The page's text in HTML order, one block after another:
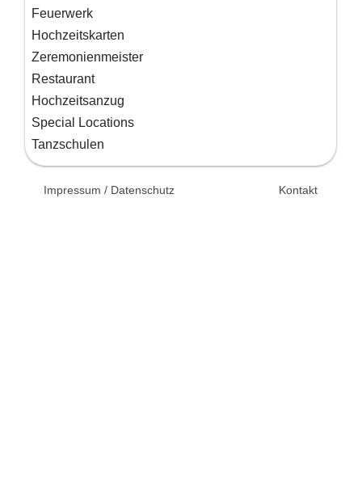
Feuerwerk
Hochzeitskarten
Zeremonienmeister
Restaurant
Hochzeitsanzug
Special Locations
Tanzschulen
Impressum / Datenschutz Kontakt
© 2026 Unsertag.de - Ihr